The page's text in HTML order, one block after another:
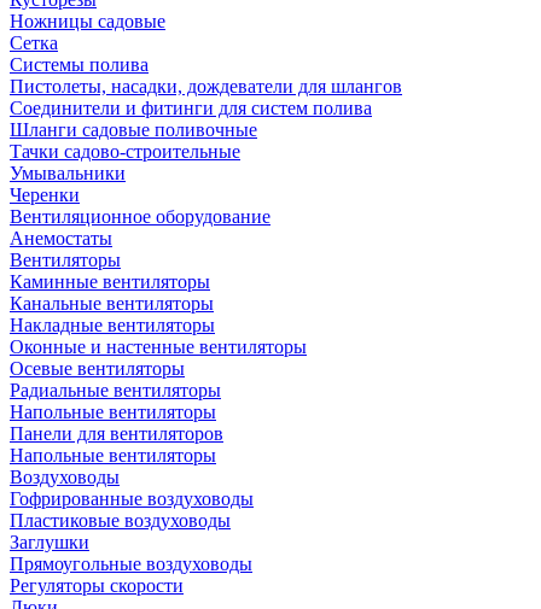
Ножницы садовые
Сетка
Системы полива
Пистолеты, насадки, дождеватели для шлангов
Соединители и фитинги для систем полива
Шланги садовые поливочные
Тачки садово-строительные
Умывальники
Черенки
Вентиляционное оборудование
Анемостаты
Вентиляторы
Каминные вентиляторы
Канальные вентиляторы
Накладные вентиляторы
Оконные и настенные вентиляторы
Осевые вентиляторы
Радиальные вентиляторы
Напольные вентиляторы
Панели для вентиляторов
Напольные вентиляторы
Воздуховоды
Гофрированные воздуховоды
Пластиковые воздуховоды
Заглушки
Прямоугольные воздуховоды
Регуляторы скорости